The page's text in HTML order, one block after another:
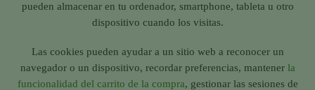
pueden almacenar en tu ordenador, smartphone, tableta u otro
dispositivo cuando los visitas.
Las cookies pueden ayudar a un sitio web a reconocer un
navegador o un dispositivo, recordar preferencias, mantener la
funcionalidad del carrito de la compra, gestionar las sesiones de